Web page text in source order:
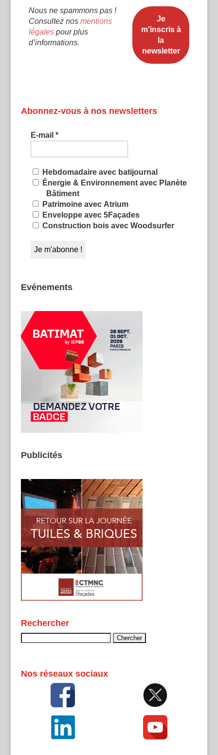
Nous ne spammons pas !
Consultez nos mentions
légalespour plus
d’informations.
Abonnez-vous à nos newsletters
E-mail *
Hebdomadaire avec batijournal
Énergie & Environnement avec Planète
Bâtiment
Patrimoine avec Atrium
Enveloppe avec 5Façades
Construction bois avec Woodsurfer
Evénements
Publicités
Rechercher
Nos réseaux sociaux